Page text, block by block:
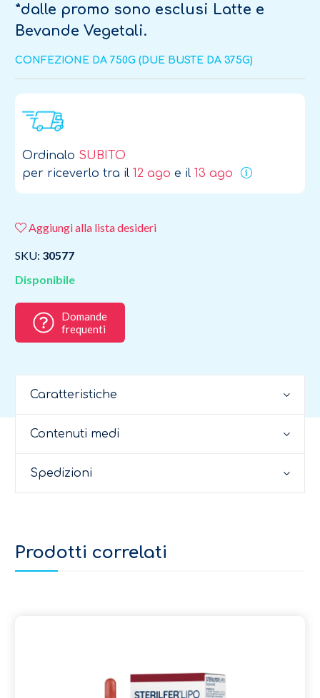
*dalle promo sono esclusi Latte e
Bevande Vegetali.
CONFEZIONE DA 750G (DUE BUSTE DA 375G)
Ordinalo SUBITO
per riceverlo tra il 12 ago e il 13 ago
Aggiungi alla lista desideri
SKU: 30577
Disponibile
Domande
frequenti
Caratteristiche
Contenuti medi
Spedizioni
Prodotti correlati